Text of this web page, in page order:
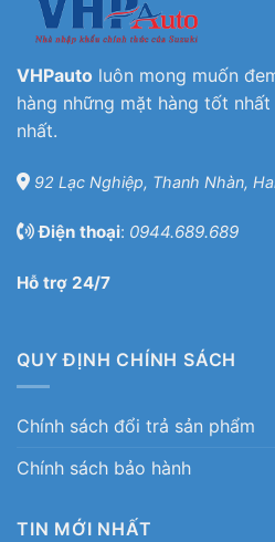
VHPauto luôn mong muốn
hàng những mặt hàng tốt
nhất.
92 Lạc Nghiệp, Thanh Nhàn,
Điện thoại: 0944.689.689
Hỗ trợ 24/7
QUY ĐỊNH CHÍNH SÁCH
Chính sách đổi trả sản phẩm
Chính sách bảo hành
TIN MỚI NHẤT